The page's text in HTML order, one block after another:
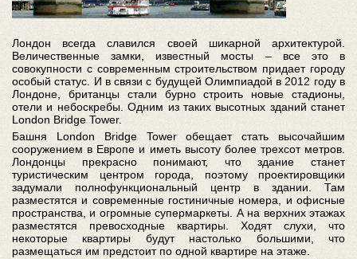
Лондон всегда славился своей шикарной архитектурой.
Величественные замки, известный мосты – все это в
совокупности с современным строительством придает городу
особый статус. И в связи с будущей Олимпиадой в 2012 году в
Лондоне, британцы стали бурно строить новые стадионы,
отели и небоскребы. Одним из таких высотных зданий станет
London Bridge Tower.
Башня London Bridge Tower обещает стать высочайшим
сооружением в Европе и иметь высоту более трехсот метров.
Лондонцы прекрасно понимают, что здание станет
туристическим центром города, поэтому проектировщики
задумали полнофункциональный центр в здании. Там
разместятся и современные гостиничные номера, и офисные
пространства, и огромные супермаркеты. А на верхних этажах
разместятся превосходные квартиры. Ходят слухи, что
некоторые квартиры будут настолько большими, что
размещаться им предстоит по одной квартире на этаже.